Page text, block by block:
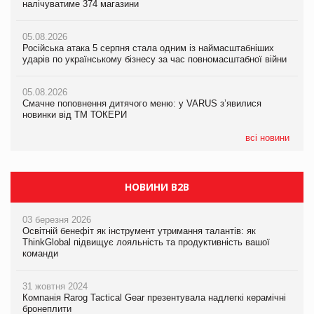
налічуватиме 374 магазини
05.08.2026
Російська атака 5 серпня стала одним із наймасштабніших
ударів по українському бізнесу за час повномасштабної війни
05.08.2026
Смачне поповнення дитячого меню: у VARUS з’явилися
новинки від ТМ ТОКЕРИ
всі новини
новинки від ТМ ТОКЕРИ
05.08.2026
Сергій Лісунов про заморожені хлібобулочні вироби на
PrivateLabel&FMCG Master 2026
04.08.2026
Через атаку РФ у Дніпрі пошкоджено склад шоколаду
Millennium
продуктів
НОВИНИ B2B
03 березня 2026
Освітній бенефіт як інструмент утримання талантів: як
ThinkGlobal підвищує лояльність та продуктивність вашої
команди
31 жовтня 2024
Компанія Rarog Tactical Gear презентувала надлегкі керамічні
бронеплити